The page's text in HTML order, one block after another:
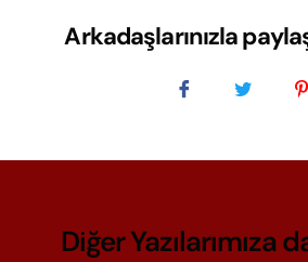
Arkadaşlarınızla
Diğer Yazılarımıza